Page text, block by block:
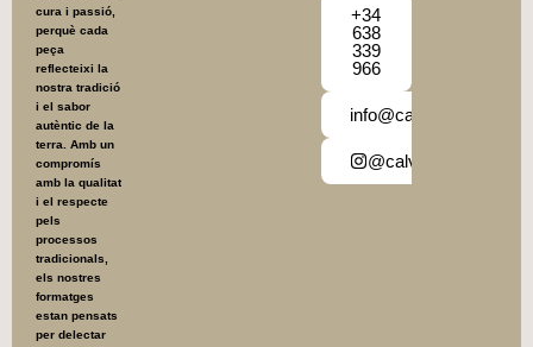
cura i passió,
perquè cada
peça
reflecteixi la
nostra tradició
i el sabor
autèntic de la
terra. Amb un
compromís
amb la qualitat
i el respecte
pels
processos
tradicionals,
els nostres
formatges
estan pensats
per delectar
+34
638
339
966
info@calvigata.cat
@calvigata